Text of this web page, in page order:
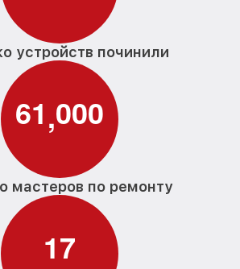
устройств починили
61,000
мастеров по ремонту
17